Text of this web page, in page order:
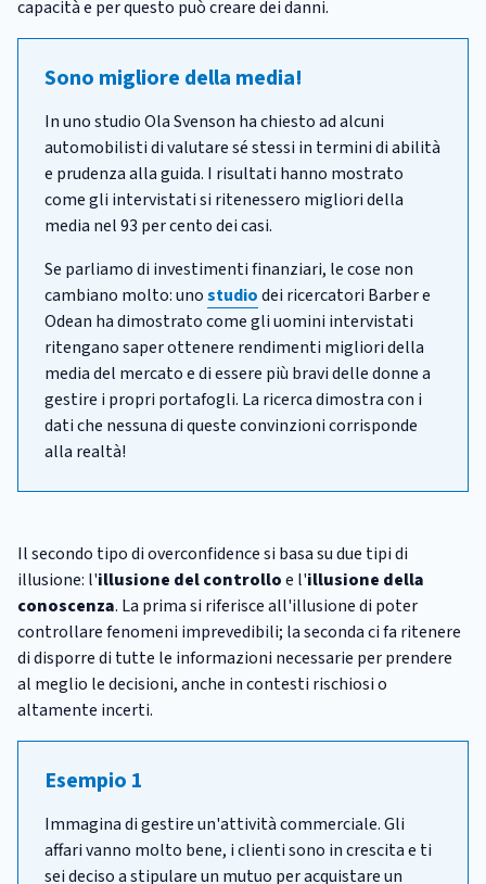
capacità e per questo può creare dei danni.
Sono migliore della media!
In uno studio Ola Svenson ha chiesto ad alcuni
automobilisti di valutare sé stessi in termini di abilità
e prudenza alla guida. I risultati hanno mostrato
come gli intervistati si ritenessero migliori della
media nel 93 per cento dei casi.
Se parliamo di investimenti finanziari, le cose non
cambiano molto: unostudiodei ricercatori Barber e
Odean ha dimostrato come gli uomini intervistati
ritengano saper ottenere rendimenti migliori della
media del mercato e di essere più bravi delle donne a
gestire i propri portafogli. La ricerca dimostra con i
dati che nessuna di queste convinzioni corrisponde
alla realtà!
Il secondo tipo di overconfidence si basa su due tipi di
illusione: l'illusione del controlloe l'illusione della
conoscenza. La prima si riferisce all'illusione di poter
controllare fenomeni imprevedibili; la seconda ci fa ritenere
di disporre di tutte le informazioni necessarie per prendere
al meglio le decisioni, anche in contesti rischiosi o
altamente incerti.
Esempio 1
Immagina di gestire un'attività commerciale. Gli
affari vanno molto bene, i clienti sono in crescita e ti
sei deciso a stipulare un mutuo per acquistare un